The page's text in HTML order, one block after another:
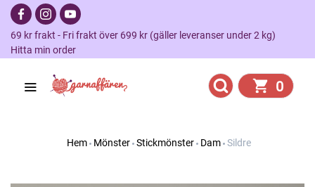
69 kr frakt - Fri frakt över 699 kr (gäller leveranser under 2 kg)
Hitta min order
0
Hem Mönster Stickmönster Dam Sildre